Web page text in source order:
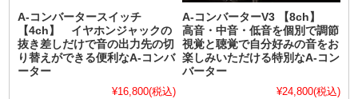
A-コンバータースイッチ
【4ch】 イヤホンジャックの
抜き差しだけで音の出力先の切
り替えができる便利なA-コンバ
ーター
¥16,800(税込)
A-コンバーターV3 【8ch】
高音・中音・低音を個別で調節
視覚と聴覚で自分好みの音をお
楽しみいただける特別なA-コン
バーター
¥24,800(税込)